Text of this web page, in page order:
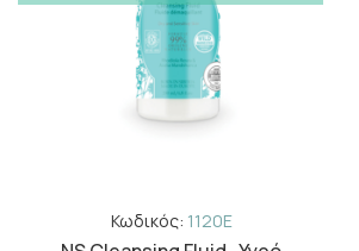
Κωδικός: 1120E